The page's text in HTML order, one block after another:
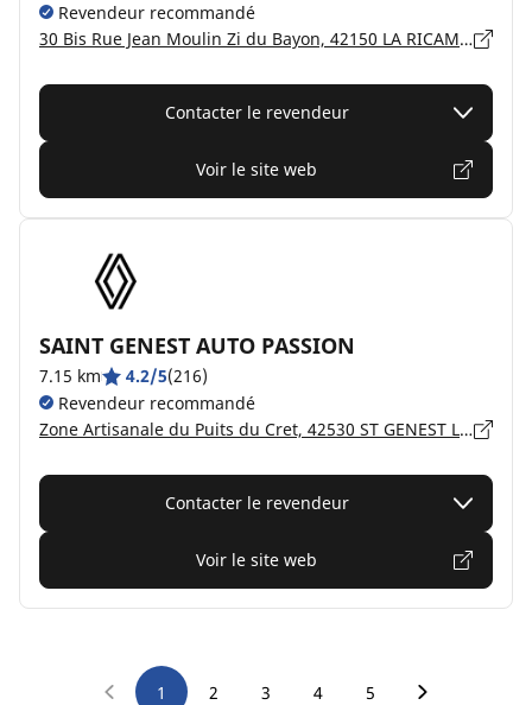
Revendeur recommandé
30 Bis Rue Jean Moulin Zi du Bayon, 42150 LA RICAMARIE
Contacter le revendeur
Voir le site web
SAINT GENEST AUTO PASSION
7.15 km 4.2/5(216)
Revendeur recommandé
Zone Artisanale du Puits du Cret, 42530 ST GENEST LERPT
Contacter le revendeur
Voir le site web
1 2 3 4 5